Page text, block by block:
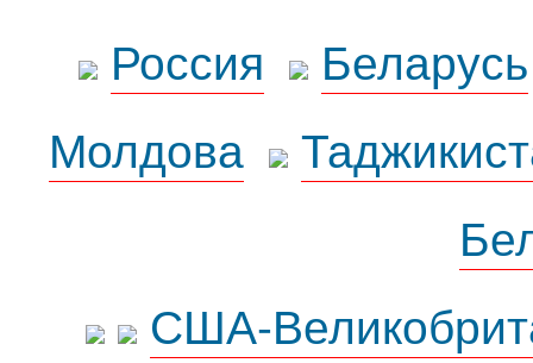
Россия
Беларусь
Молдова
США-